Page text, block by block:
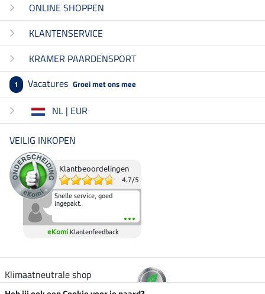
ONLINE SHOPPEN
KLANTENSERVICE
KRAMER PAARDENSPORT
1 Vacatures Groei met ons mee
NL | EUR
VEILIG INKOPEN
Klantbeoordelingen
4.7/5
Snelle service, goed
ingepakt.
eKomi Klantenfeedback
Klimaatneutrale shop